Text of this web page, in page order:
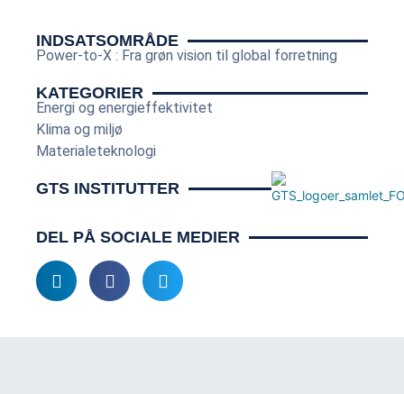
INDSATSOMRÅDE
Power-to-X : Fra grøn vision til global forretning
KATEGORIER
Energi og energieffektivitet
Klima og miljø
Materialeteknologi
GTS INSTITUTTER
DEL PÅ SOCIALE MEDIER